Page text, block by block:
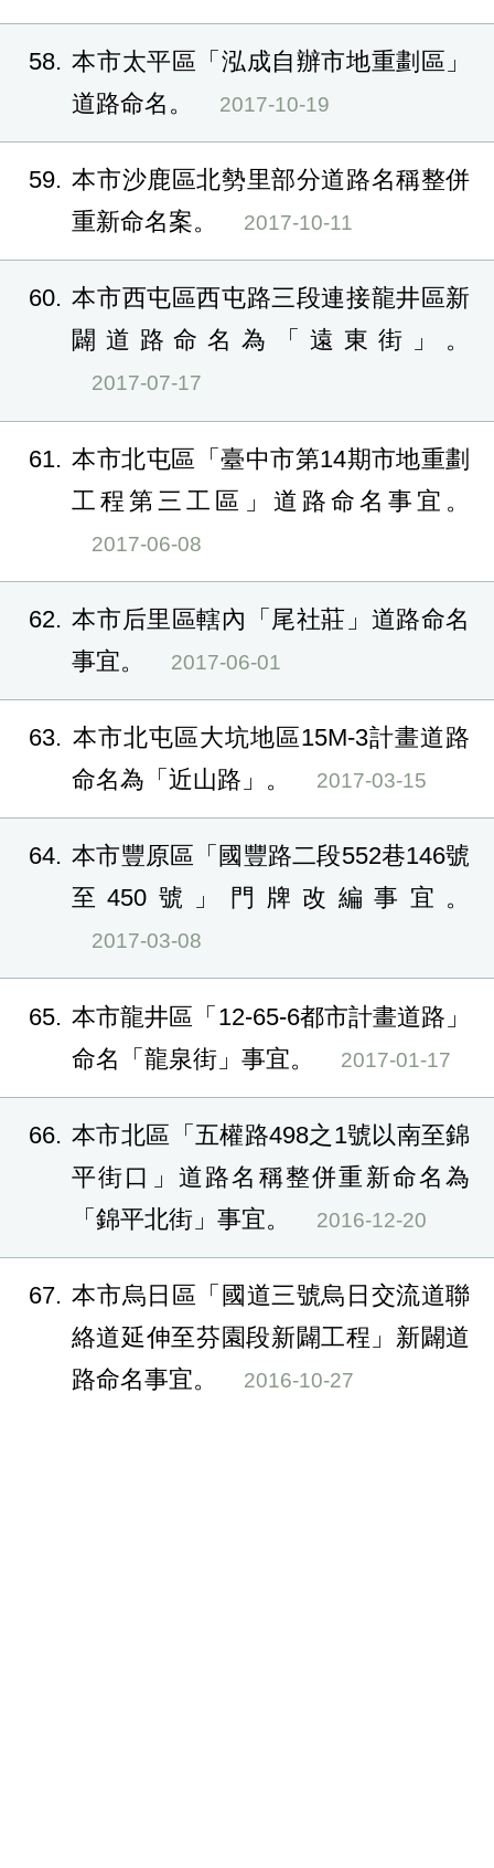
58 本市太平區「泓成自辦市地重劃區」
道路命名。
2017-10-19
59 本市沙鹿區北勢里部分道路名稱整併
重新命名案。
2017-10-11
60 本市西屯區西屯路三段連接龍井區新
闢道路命名為「遠東街」。
2017-07-17
61 本市北屯區「臺中市第14期市地重劃
工程第三工區」道路命名事宜。
2017-06-08
62
本市后里區轄內「尾社莊」道路命名
事宜。
2017-06-01
63
本市北屯區大坑地區15M-3計畫道路
命名為「近山路」。
2017-03-15
64 本市豐原區「國豐路二段552巷146號
至450號」門牌改編事宜。
2017-03-08
65 本市龍井區「12-65-6都市計畫道路」
命名「龍泉街」事宜。
2017-01-17
66 本市北區「五權路498之1號以南至錦
平街口」道路名稱整併重新命名為
「錦平北街」事宜。
2016-12-20
67 本市烏日區「國道三號烏日交流道聯
絡道延伸至芬園段新闢工程」新闢道
路命名事宜。
2016-10-27